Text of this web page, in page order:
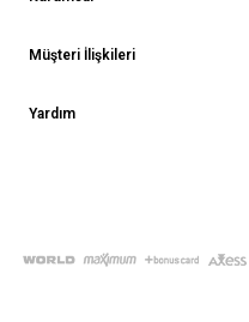
Müşteri İlişkileri
Yardım